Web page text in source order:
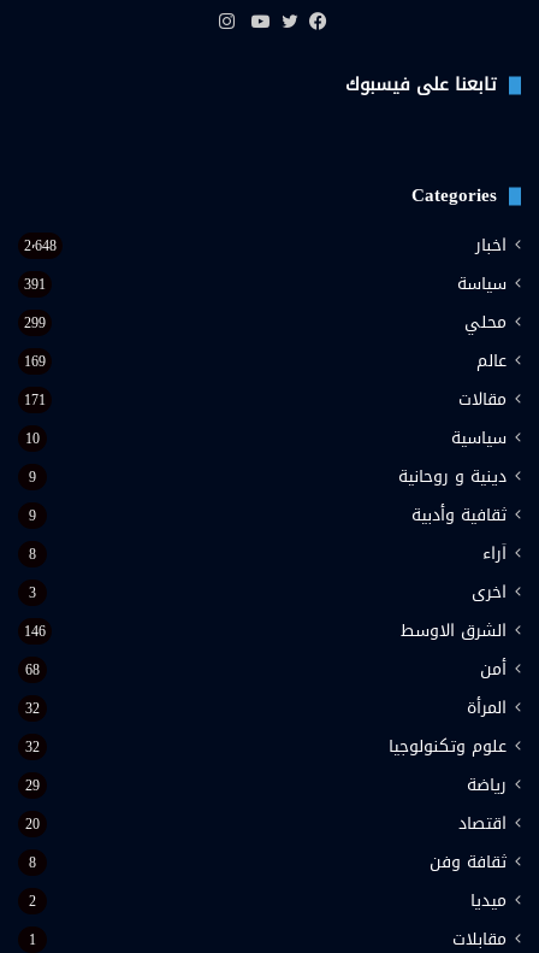
تابعنا على فيسبوك
Categories
اخبار 2٬648
سياسة 391
محلي 299
عالم 169
مقالات 171
سياسية 10
دينية و روحانية 9
ثقافية وأدبية 9
اَراء 8
اخرى 3
الشرق الاوسط 146
أمن 68
المرأة 32
علوم وتكنولوجيا 32
رياضة 29
اقتصاد 20
ثقافة وفن 8
ميديا 2
مقابلات 1